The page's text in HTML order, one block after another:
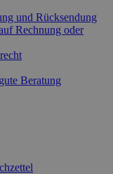
und Rücksendung
Rechnung oder
Beratung